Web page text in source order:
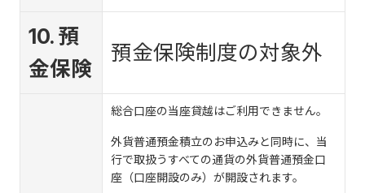
10. 預
金保険
預金保険制度の対象外
総合口座の当座貸越はご利用できません。
外貨普通預金積立のお申込みと同時に、当
行で取扱うすべての通貨の外貨普通預金口
座（口座開設のみ）が開設されます。